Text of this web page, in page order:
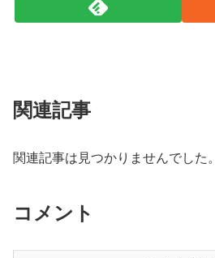
関連記事
関連記事は見つかりませんでした。
コメント